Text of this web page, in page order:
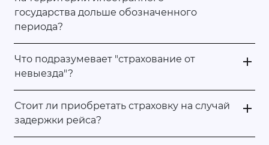
государства дольше обозначенного
периода?
Что подразумевает "страхование от
невыезда"?
Стоит ли приобретать страховку на случай
задержки рейса?